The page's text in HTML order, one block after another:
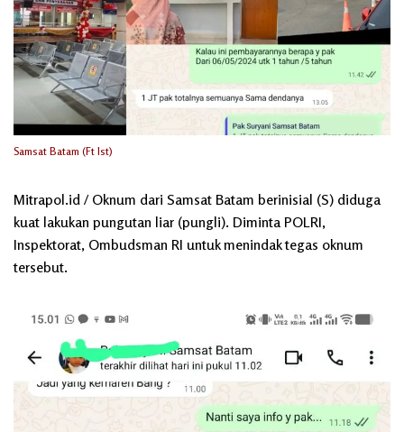
Samsat Batam (Ft Ist)
Mitrapol.id / Oknum dari Samsat Batam berinisial (S) diduga
kuat lakukan pungutan liar (pungli). Diminta POLRI,
Inspektorat, Ombudsman RI untuk menindak tegas oknum
tersebut.